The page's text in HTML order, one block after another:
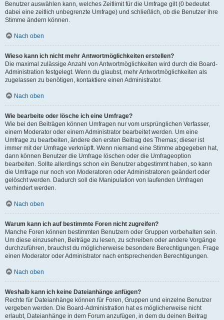
Benutzer auswählen kann, welches Zeitlimit für die Umfrage gilt (0 bedeutet
dabei eine zeitlich unbegrenzte Umfrage) und schließlich, ob die Benutzer ihre
Stimme ändern können.
Nach oben
Wieso kann ich nicht mehr Antwortmöglichkeiten erstellen?
Die maximal zulässige Anzahl von Antwortmöglichkeiten wird durch die Board-
Administration festgelegt. Wenn du glaubst, mehr Antwortmöglichkeiten als
zugelassen zu benötigen, kontaktiere einen Administrator.
Nach oben
Wie bearbeite oder lösche ich eine Umfrage?
Wie bei den Beiträgen können Umfragen nur vom ursprünglichen Verfasser,
einem Moderator oder einem Administrator bearbeitet werden. Um eine
Umfrage zu bearbeiten, ändere den ersten Beitrag des Themas; dieser ist
immer mit der Umfrage verknüpft. Wenn niemand eine Stimme abgegeben hat,
dann können Benutzer die Umfrage löschen oder die Umfrageoption
bearbeiten. Sollte allerdings schon ein Benutzer abgestimmt haben, so kann
die Umfrage nur noch von Moderatoren oder Administratoren geändert oder
gelöscht werden. Dadurch soll die Manipulation von laufenden Umfragen
verhindert werden.
Nach oben
Warum kann ich auf bestimmte Foren nicht zugreifen?
Manche Foren können bestimmten Benutzern oder Gruppen vorbehalten sein.
Um diese einzusehen, Beiträge zu lesen, zu schreiben oder andere Vorgänge
durchzuführen, brauchst du möglicherweise besondere Berechtigungen. Frage
einen Moderator oder Administrator nach entsprechenden Berechtigungen.
Nach oben
Weshalb kann ich keine Dateianhänge anfügen?
Rechte für Dateianhänge können für Foren, Gruppen und einzelne Benutzer
vergeben werden. Die Board-Administration hat es möglicherweise nicht
erlaubt, Dateianhänge in dem Forum anzufügen, in dem du deinen Beitrag